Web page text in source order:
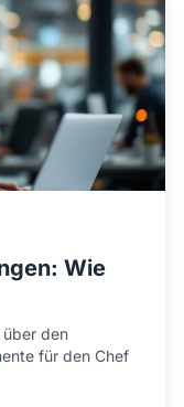
Wie
über den
für den Chef